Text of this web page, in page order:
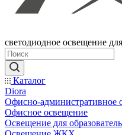
светодиодное освещение
Каталог
Diora
Офисно-административное
Офисное освещение
Освещение для